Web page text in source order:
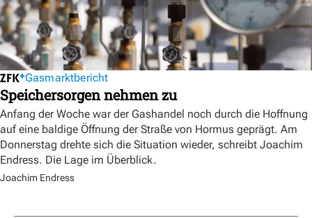
Gasmarktbericht
Speichersorgen nehmen zu
Anfang der Woche war der Gashandel noch durch die Hoffnung
auf eine baldige Öffnung der Straße von Hormus geprägt. Am
Donnerstag drehte sich die Situation wieder, schreibt Joachim
Endress. Die Lage im Überblick.
Joachim Endress